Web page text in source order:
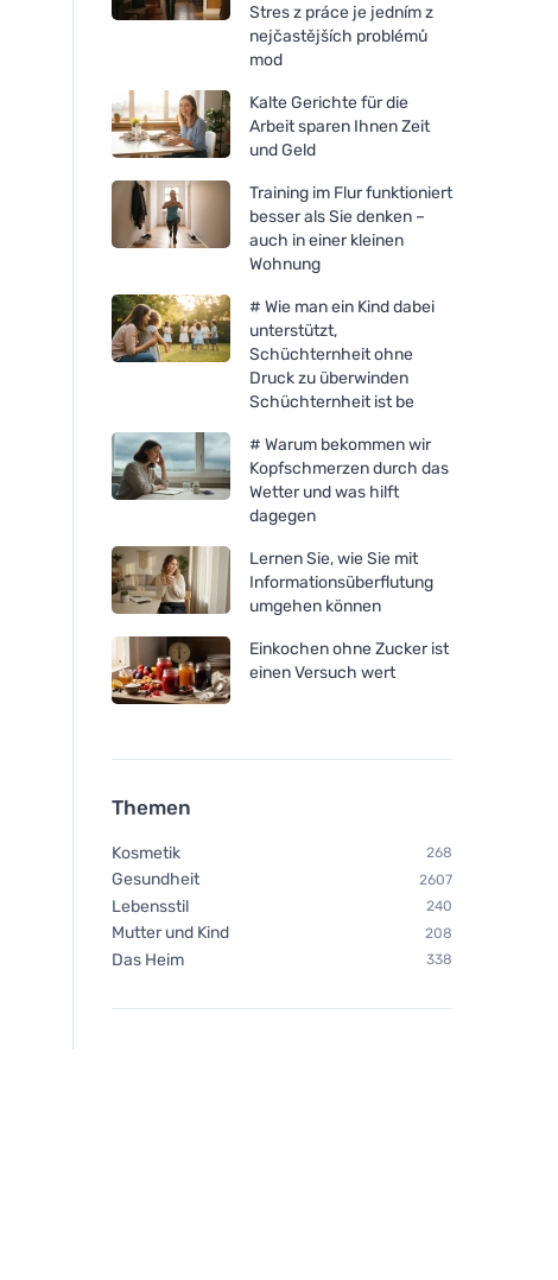
Stres z práce je jedním z
nejčastějších problémů
mod
Kalte Gerichte für die
Arbeit sparen Ihnen Zeit
und Geld
Training im Flur funktioniert
besser als Sie denken –
auch in einer kleinen
Wohnung
# Wie man ein Kind dabei
unterstützt,
Schüchternheit ohne
Druck zu überwinden
Schüchternheit ist be
# Warum bekommen wir
Kopfschmerzen durch das
Wetter und was hilft
dagegen
Lernen Sie, wie Sie mit
Informationsüberflutung
umgehen können
Einkochen ohne Zucker ist
einen Versuch wert
Themen
Kosmetik 268
Gesundheit 2607
Lebensstil 240
Mutter und Kind 208
Das Heim 338